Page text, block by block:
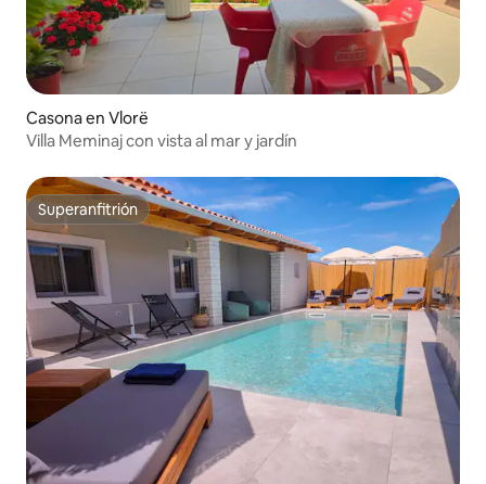
Casona en Vlorë
Villa Meminaj con vista al mar y jardín
Superanfitrión
Superanfitrión